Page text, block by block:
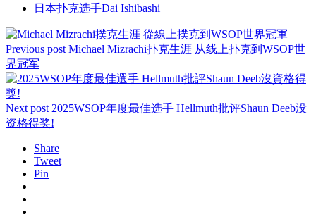
日本扑克选手Dai Ishibashi
Previous post Michael Mizrachi扑克生涯 从线上扑克到WSOP世
界冠军
Next post 2025WSOP年度最佳选手 Hellmuth批评Shaun Deeb没
资格得奖!
Share
Tweet
Pin